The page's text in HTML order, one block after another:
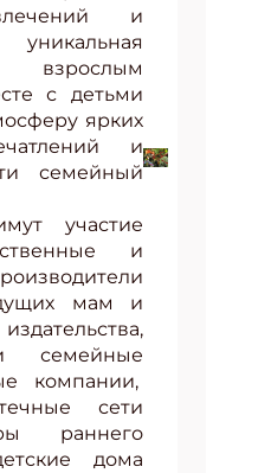
и
уникальная
взрослым
с детьми
ярких
и
семейный
участие
и
мам и
семейные
компании,
сети
раннего
дома